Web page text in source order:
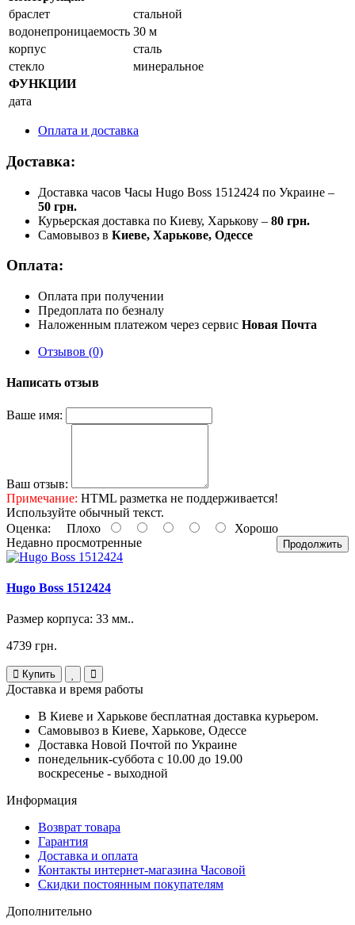
браслет
стальной
водонепроницаемость 30 м
корпус
сталь
стекло
минеральное
ФУНКЦИИ
дата
Оплата и доставка
Доставка:
Доставка часов Часы Hugo Boss 1512424 по Украине –
50 грн.
Курьерская доставка по Киеву, Харькову – 80 грн.
Самовывоз в Киеве, Харькове, Одессе
Оплата:
Оплата при получении
Предоплата по безналу
Наложенным платежом через сервис Новая Почта
Отзывов (0)
Написать отзыв
Ваше имя:
Ваш отзыв:
Примечание: HTML разметка не поддерживается!
Используйте обычный текст.
Оценка: Плохо Хорошо
Продолжить
Недавно просмотренные
Hugo Boss 1512424
Размер корпуса: 33 мм..
4739 грн.
Купить
Доставка и время работы
В Киеве и Харькове бесплатная доставка курьером.
Самовывоз в Киеве, Харькове, Одессе
Доставка Новой Почтой по Украине
понедельник-суббота с 10.00 до 19.00
воскресенье - выходной
Информация
Возврат товара
Гарантия
Доставка и оплата
Контакты интернет-магазина Часовой
Скидки постоянным покупателям
Дополнительно